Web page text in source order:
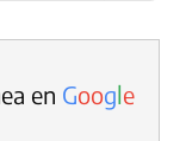
en Google